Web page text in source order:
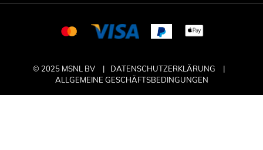
© 2025 MSNL BV
DATENSCHUTZERKLÄRUNG
ALLGEMEINE GESCHÄFTSBEDINGUNGEN